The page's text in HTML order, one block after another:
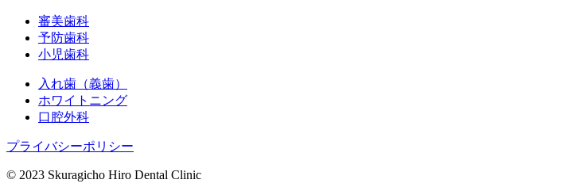
審美歯科
予防歯科
小児歯科
入れ歯（義歯）
ホワイトニング
口腔外科
プライバシーポリシー
© 2023 Skuragicho Hiro Dental Clinic